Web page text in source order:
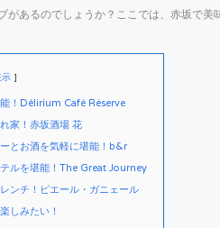
があるのでしょうか？ここでは、赤坂で美
示
！Délirium Café Réserve
家！赤坂酒場 花
とお酒を気軽に堪能！b&r
ルを堪能！The Great Journey
ンチ！ピエール・ガニェール
しみたい！